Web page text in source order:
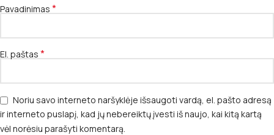
Pavadinimas *
El. paštas *
Noriu savo interneto naršyklėje išsaugoti vardą, el. pašto adresą
ir interneto puslapį, kad jų nebereiktų įvesti iš naujo, kai kitą kartą
vėl norėsiu parašyti komentarą.